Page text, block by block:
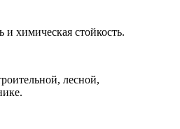
и химическая стойкость.
лесной,